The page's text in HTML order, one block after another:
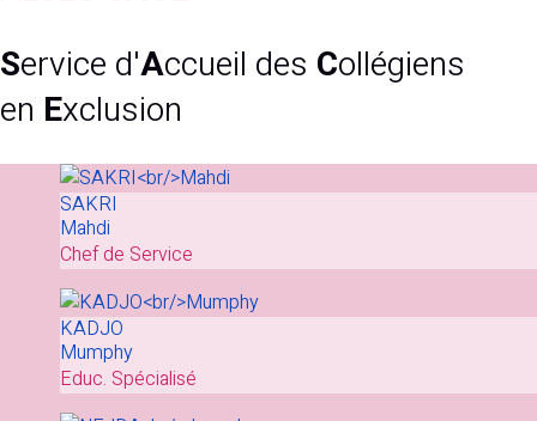
Service d'Accueil des Collégiens
en Exclusion
SAKRI
Mahdi
Chef de Service
KADJO
Mumphy
Educ. Spécialisé